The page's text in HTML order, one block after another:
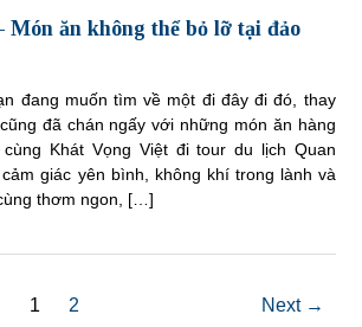
Món ăn không thể bỏ lỡ tại đảo
đang muốn tìm về một đi đây đi đó, thay
đã chán ngấy với những món ăn hàng
Khát Vọng Việt đi tour du lịch Quan
giác yên bình, không khí trong lành và
thơm ngon, […]
1 2 Next →